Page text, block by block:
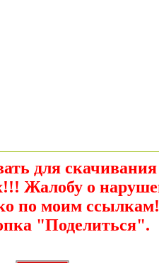
для скачивания
Жалобу о
по моим
"Поделиться".